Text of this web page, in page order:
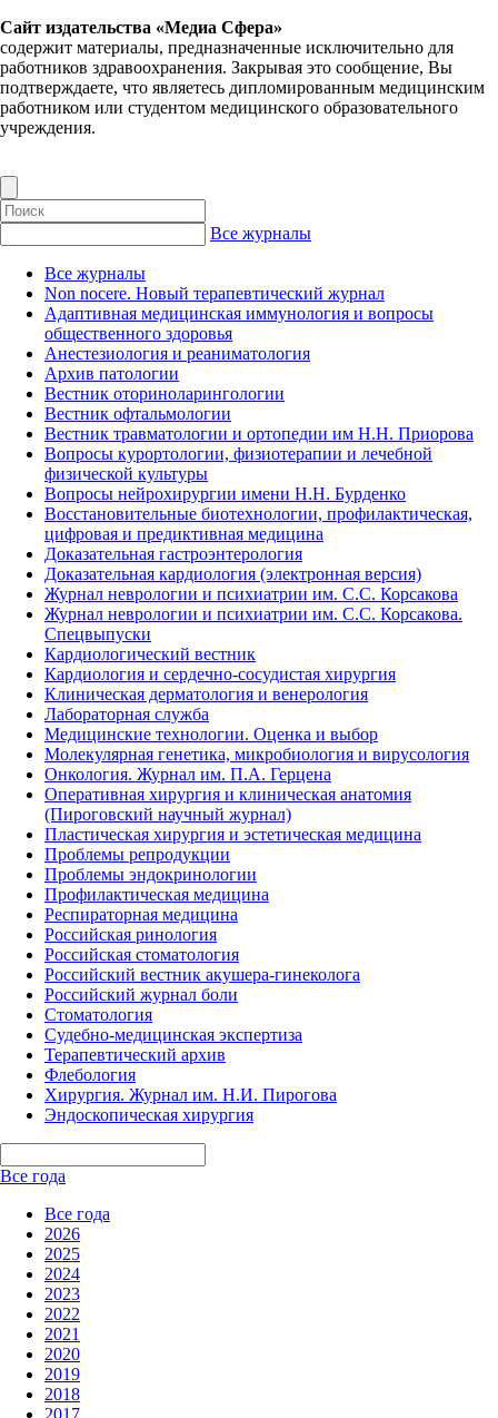
Сайт издательства «Медиа Сфера»
содержит материалы, предназначенные исключительно для
работников здравоохранения. Закрывая это сообщение, Вы
подтверждаете, что являетесь дипломированным медицинским
работником или студентом медицинского образовательного
учреждения.
Все журналы
Все журналы
Non nocere. Новый терапевтический журнал
Адаптивная медицинская иммунология и вопросы
общественного здоровья
Анестезиология и реаниматология
Архив патологии
Вестник оториноларингологии
Вестник офтальмологии
Вестник травматологии и ортопедии им Н.Н. Приорова
Вопросы курортологии, физиотерапии и лечебной
физической культуры
Вопросы нейрохирургии имени Н.Н. Бурденко
Восстановительные биотехнологии, профилактическая,
цифровая и предиктивная медицина
Доказательная гастроэнтерология
Доказательная кардиология (электронная версия)
Журнал неврологии и психиатрии им. С.С. Корсакова
Журнал неврологии и психиатрии им. С.С. Корсакова.
Спецвыпуски
Кардиологический вестник
Кардиология и сердечно-сосудистая хирургия
Клиническая дерматология и венерология
Лабораторная служба
Медицинские технологии. Оценка и выбор
Молекулярная генетика, микробиология и вирусология
Онкология. Журнал им. П.А. Герцена
Оперативная хирургия и клиническая анатомия
(Пироговский научный журнал)
Пластическая хирургия и эстетическая медицина
Проблемы репродукции
Проблемы эндокринологии
Профилактическая медицина
Респираторная медицина
Российская ринология
Российская стоматология
Российский вестник акушера-гинеколога
Российский журнал боли
Стоматология
Судебно-медицинская экспертиза
Терапевтический архив
Флебология
Хирургия. Журнал им. Н.И. Пирогова
Эндоскопическая хирургия
Все года
Все года
2026
2025
2024
2023
2022
2021
2020
2019
2018
2017